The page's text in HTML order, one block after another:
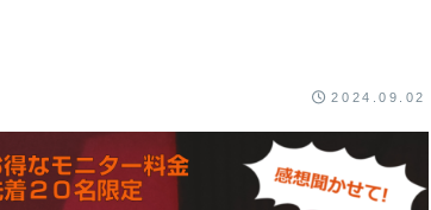
2024.09.02